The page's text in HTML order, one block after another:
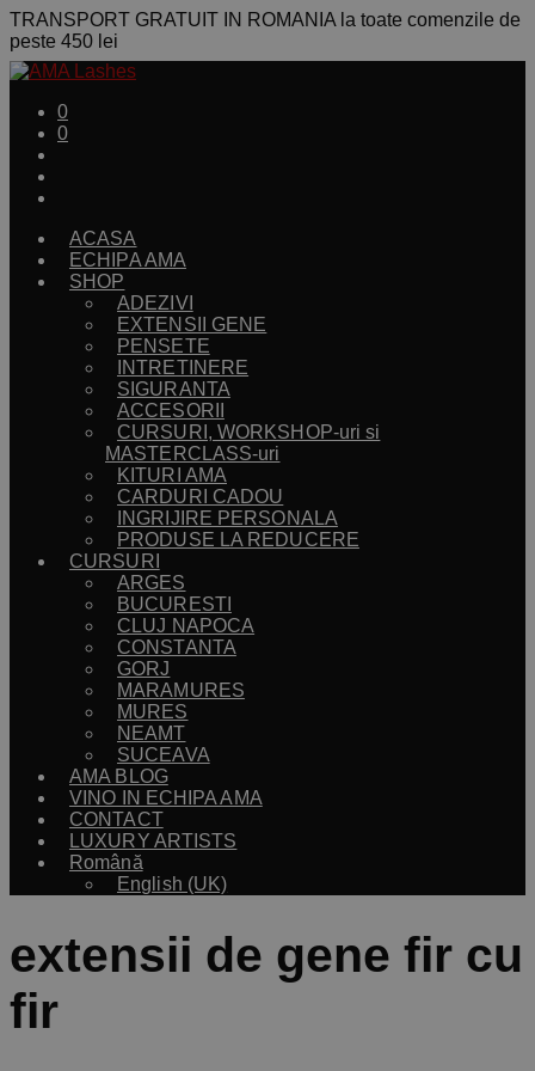
TRANSPORT GRATUIT IN ROMANIA la toate comenzile de
peste 450 lei
0
0
ACASA
ECHIPA AMA
SHOP
ADEZIVI
EXTENSII GENE
PENSETE
INTRETINERE
SIGURANTA
ACCESORII
CURSURI, WORKSHOP-uri si
MASTERCLASS-uri
KITURI AMA
CARDURI CADOU
INGRIJIRE PERSONALA
PRODUSE LA REDUCERE
CURSURI
ARGES
BUCURESTI
CLUJ NAPOCA
CONSTANTA
GORJ
MARAMURES
MURES
NEAMT
SUCEAVA
AMA BLOG
VINO IN ECHIPA AMA
CONTACT
LUXURY ARTISTS
Română
English (UK)
extensii de gene fir cu
fir